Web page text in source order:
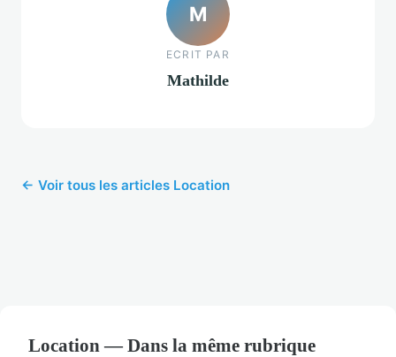
M
ECRIT PAR
Mathilde
← Voir tous les articles Location
Location — Dans la même rubrique